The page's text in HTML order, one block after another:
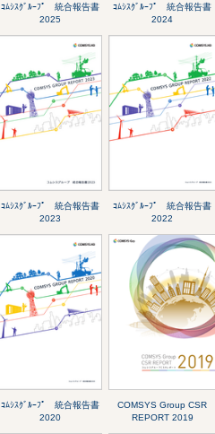
ｺﾑｼｽｸﾞﾙｰﾌﾟ 統合報告書
2025
ｺﾑｼｽｸﾞﾙｰﾌﾟ 統合報告書
2024
ｺﾑｼｽｸﾞﾙｰﾌﾟ 統合報告書
2023
ｺﾑｼｽｸﾞﾙｰﾌﾟ 統合報告書
2022
ｺﾑｼｽｸﾞﾙｰﾌﾟ 統合報告書
2020
COMSYS Group CSR
REPORT 2019